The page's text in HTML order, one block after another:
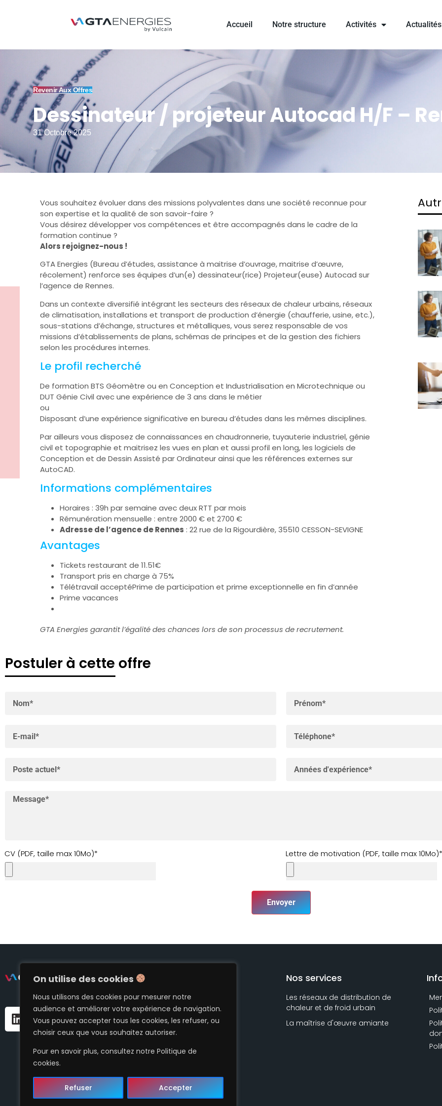
On utilise des cookies
Nous utilisons des cookies pour mesurer notre
audience et améliorer votre expérience de navigation.
Vous pouvez accepter tous les cookies, les refuser, ou
choisir ceux que vous souhaitez autoriser.
Pour en savoir plus, consultez notre Politique de
cookies.
Refuser Accepter
Accueil Notre structure Activités Actualités
Revenir Aux Offres
Dessinateur / projeteur Autocad H/F –
31 Octobre 2025
Vous souhaitez évoluer dans des missions polyvalentes dans une société reconnue pour
son expertise et la qualité de son savoir-faire ?
Vous désirez développer vos compétences et être accompagnés dans le cadre de la
formation continue ?
Alors rejoignez-nous !
GTA Energies (Bureau d’études, assistance à maitrise d’ouvrage, maitrise d’œuvre,
récolement) renforce ses équipes d’un(e) dessinateur(rice) Projeteur(euse) Autocad sur
l’agence de Rennes.
Dans un contexte diversifié intégrant les secteurs des réseaux de chaleur urbains, réseaux
de climatisation, installations et transport de production d’énergie (chaufferie, usine, etc.),
sous-stations d’échange, structures et métalliques, vous serez responsable de vos
missions d’établissements de plans, schémas de principes et de la gestion des fichiers
selon les procédures internes.
Le profil recherché
De formation BTS Géomètre ou en Conception et Industrialisation en Microtechnique ou
DUT Génie Civil avec une expérience de 3 ans dans le métier
ou
Disposant d’une expérience significative en bureau d’études dans les mêmes disciplines.
Par ailleurs vous disposez de connaissances en chaudronnerie, tuyauterie industriel, génie
civil et topographie et maitrisez les vues en plan et aussi profil en long, les logiciels de
Conception et de Dessin Assisté par Ordinateur ainsi que les références externes sur
AutoCAD.
Informations complémentaires
Horaires : 39h par semaine avec deux RTT par mois
Rémunération mensuelle : entre 2000 € et 2700 €
Adresse de l’agence de Rennes : 22 rue de la Rigourdière, 35510 CESSON-SEVIGNE
Avantages
Tickets restaurant de 11.51€
Transport pris en charge à 75%
Télétravail acceptéPrime de participation et prime exceptionnelle en fin d’année
Prime vacances
GTA Energies garantit l’égalité des chances lors de son processus de recrutement.
Postuler à cette offre
CV (PDF, taille max 10Mo)* Lettre de motivation (PDF, taille max 10Mo)*
Envoyer
Notre structure
Activités
Actualités
Nos services
Les réseaux de distribution de
chaleur et de froid urbain
La maîtrise d'œuvre amiante
contact@gtaenergies.fr
1 Pl. des Marseillais - 92220 Charenton-le-Pont